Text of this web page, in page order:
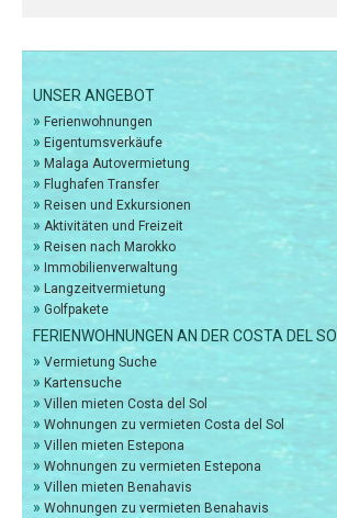
UNSER ANGEBOT
» Ferienwohnungen
» Eigentumsverkäufe
» Malaga Autovermietung
» Flughafen Transfer
» Reisen und Exkursionen
» Aktivitäten und Freizeit
» Reisen nach Marokko
» Immobilienverwaltung
» Langzeitvermietung
» Golfpakete
FERIENWOHNUNGEN AN DER COSTA DEL SOL
» Vermietung Suche
» Kartensuche
» Villen mieten Costa del Sol
» Wohnungen zu vermieten Costa del Sol
» Villen mieten Estepona
» Wohnungen zu vermieten Estepona
» Villen mieten Benahavis
» Wohnungen zu vermieten Benahavis